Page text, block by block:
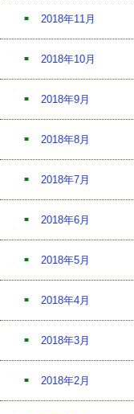
2018年11月
2018年10月
2018年9月
2018年8月
2018年7月
2018年6月
2018年5月
2018年4月
2018年3月
2018年2月